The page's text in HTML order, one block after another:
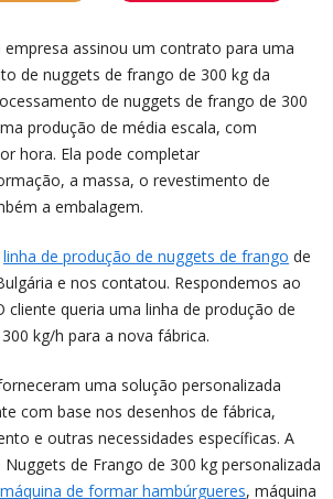
empresa assinou um contrato para uma
de nuggets de frango de 300 kg da
de nuggets de frango de 300
produção de média escala, com
hora. Ela pode completar
a massa, o revestimento de
a embalagem.
linha de produção de nuggets de frango de
e nos contatou. Respondemos ao
cliente queria uma linha de produção de
kg/h para a nova fábrica.
uma solução personalizada
com base nos desenhos de fábrica,
e outras necessidades específicas. A
de Frango de 300 kg personalizada
máquina de formar hambúrgueres, máquina